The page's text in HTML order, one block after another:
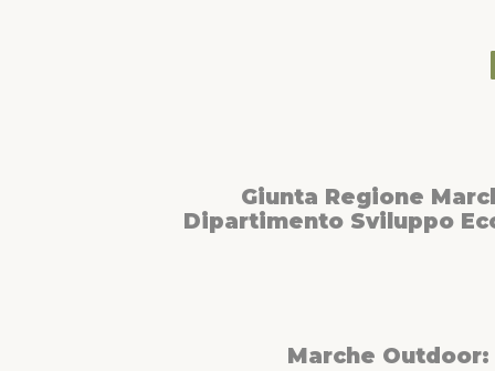
Giunta Regione
Dipartimento Sviluppo
Marche Outdoor: